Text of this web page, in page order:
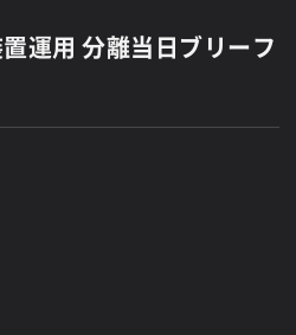
置運用 分離当日ブリーフ